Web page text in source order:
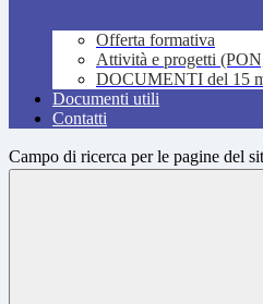
Offerta formativa
Attività e progetti
DOCUMENTI del 15
Documenti utili
Contatti
Campo di ricerca per le pagine del